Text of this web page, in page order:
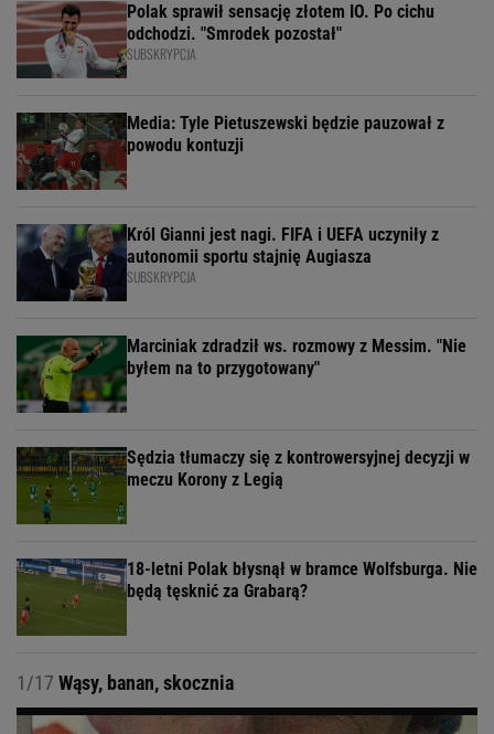
Polak sprawił sensację złotem IO. Po cichu
odchodzi. "Smrodek pozostał"
SUBSKRYPCJA
Media: Tyle Pietuszewski będzie pauzował z
powodu kontuzji
Król Gianni jest nagi. FIFA i UEFA uczyniły z
autonomii sportu stajnię Augiasza
SUBSKRYPCJA
Marciniak zdradził ws. rozmowy z Messim. "Nie
byłem na to przygotowany"
Sędzia tłumaczy się z kontrowersyjnej decyzji w
meczu Korony z Legią
18-letni Polak błysnął w bramce Wolfsburga. Nie
będą tęsknić za Grabarą?
1/17 Wąsy, banan, skocznia